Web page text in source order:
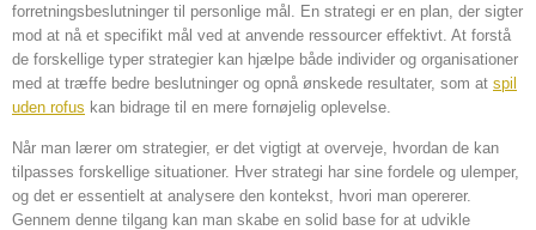
forretningsbeslutninger til personlige mål. En strategi er en plan, der sigter
mod at nå et specifikt mål ved at anvende ressourcer effektivt. At forstå
de forskellige typer strategier kan hjælpe både individer og organisationer
med at træffe bedre beslutninger og opnå ønskede resultater, som at spil
uden rofus kan bidrage til en mere fornøjelig oplevelse.
Når man lærer om strategier, er det vigtigt at overveje, hvordan de kan
tilpasses forskellige situationer. Hver strategi har sine fordele og ulemper,
og det er essentielt at analysere den kontekst, hvori man opererer.
Gennem denne tilgang kan man skabe en solid base for at udvikle